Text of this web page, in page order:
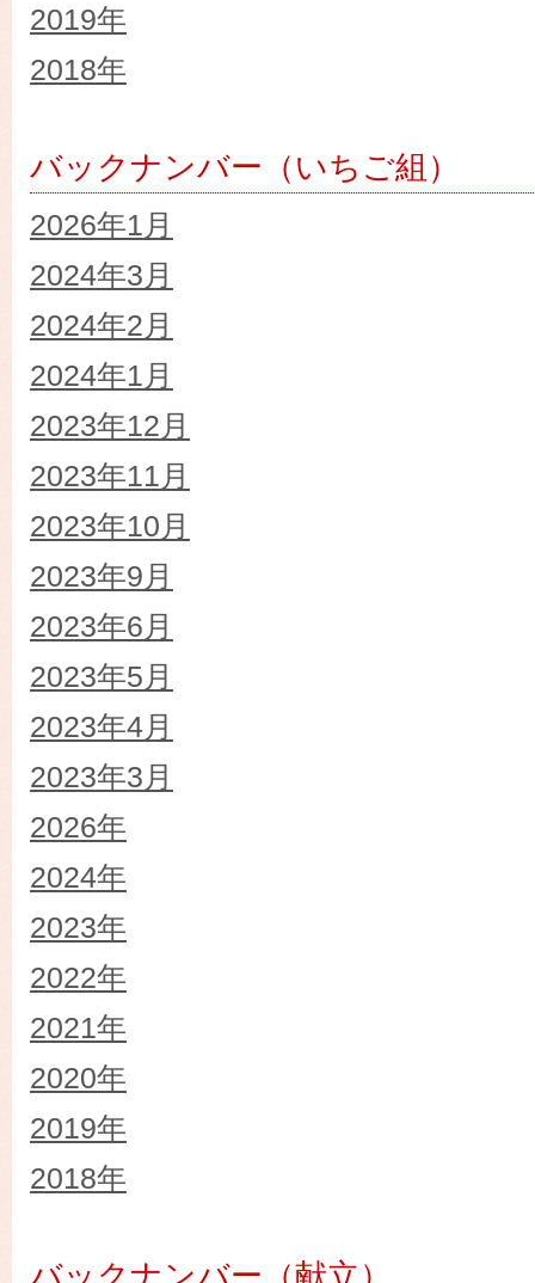
2019年
2018年
バックナンバー（いちご組）
2026年1月
2024年3月
2024年2月
2024年1月
2023年12月
2023年11月
2023年10月
2023年9月
2023年6月
2023年5月
2023年4月
2023年3月
2026年
2024年
2023年
2022年
2021年
2020年
2019年
2018年
バックナンバー（献立）